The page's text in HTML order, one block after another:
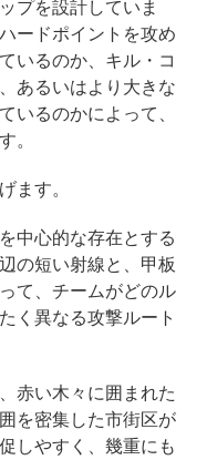
プを設計していま
ードポイントを攻め
いるのか、キル・コ
あるいはより大きな
いるのかによって、
。
ます。
中心的な存在とする
の短い射線と、甲板
て、チームがどのル
く異なる攻撃ルート
赤い木々に囲まれた
を密集した市街区が
しやすく、幾重にも